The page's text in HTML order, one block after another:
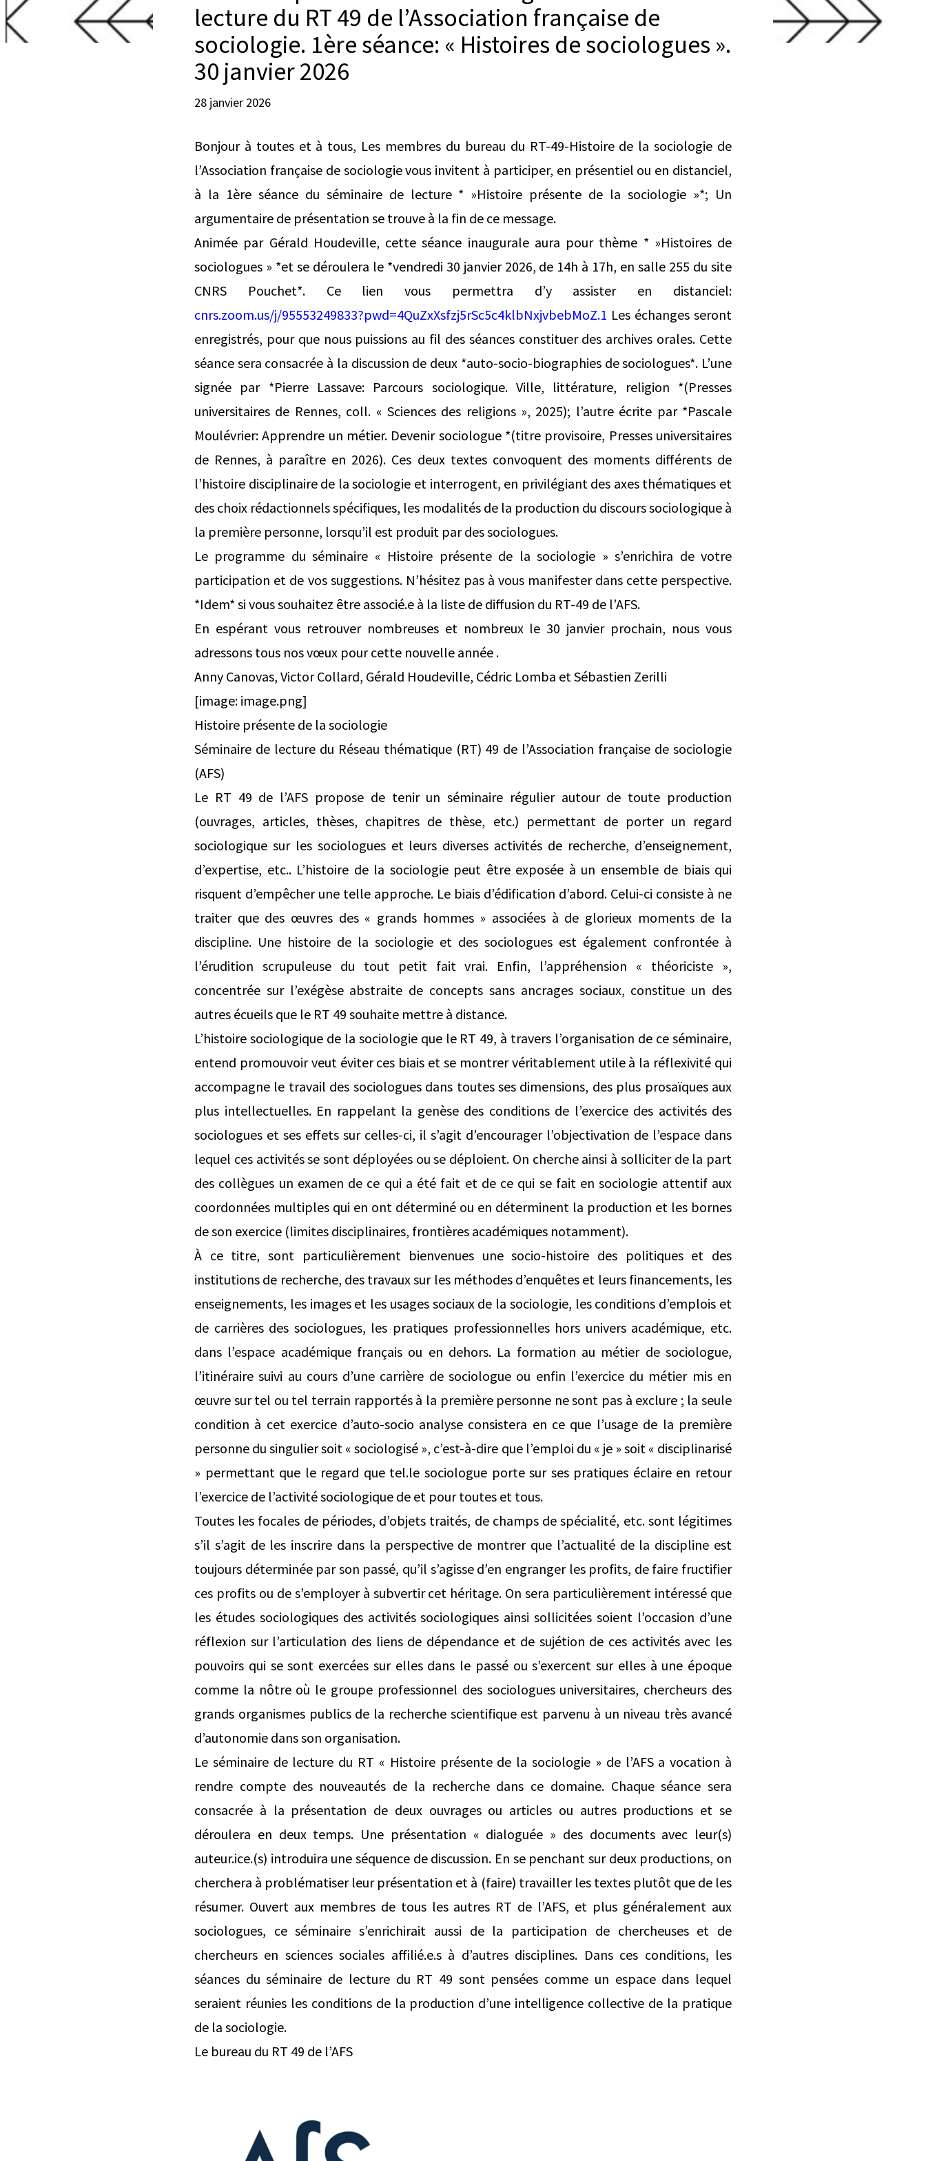
lecture du RT 49 de l’Association française de
sociologie. 1ère séance: « Histoires de sociologues ».
30 janvier 2026
28 janvier 2026
Bonjour à toutes et à tous, Les membres du bureau du RT-49-Histoire de la sociologie de
l’Association française de sociologie vous invitent à participer, en présentiel ou en distanciel,
à la 1ère séance du séminaire de lecture * »Histoire présente de la sociologie »*; Un
argumentaire de présentation se trouve à la fin de ce message.
Animée par Gérald Houdeville, cette séance inaugurale aura pour thème * »Histoires de
sociologues » *et se déroulera le *vendredi 30 janvier 2026, de 14h à 17h, en salle 255 du site
CNRS Pouchet*. Ce lien vous permettra d’y assister en distanciel:
cnrs.zoom.us/j/95553249833?pwd=4QuZxXsfzj5rSc5c4klbNxjvbebMoZ.1 Les échanges seront
enregistrés, pour que nous puissions au fil des séances constituer des archives orales. Cette
séance sera consacrée à la discussion de deux *auto-socio-biographies de sociologues*. L’une
signée par *Pierre Lassave: Parcours sociologique. Ville, littérature, religion *(Presses
universitaires de Rennes, coll. « Sciences des religions », 2025); l’autre écrite par *Pascale
Moulévrier: Apprendre un métier. Devenir sociologue *(titre provisoire, Presses universitaires
de Rennes, à paraître en 2026). Ces deux textes convoquent des moments différents de
l’histoire disciplinaire de la sociologie et interrogent, en privilégiant des axes thématiques et
des choix rédactionnels spécifiques, les modalités de la production du discours sociologique à
la première personne, lorsqu’il est produit par des sociologues.
Le programme du séminaire « Histoire présente de la sociologie » s’enrichira de votre
participation et de vos suggestions. N’hésitez pas à vous manifester dans cette perspective.
*Idem* si vous souhaitez être associé.e à la liste de diffusion du RT-49 de l’AFS.
En espérant vous retrouver nombreuses et nombreux le 30 janvier prochain, nous vous
adressons tous nos vœux pour cette nouvelle année .
Anny Canovas, Victor Collard, Gérald Houdeville, Cédric Lomba et Sébastien Zerilli
[image: image.png]
Histoire présente de la sociologie
Séminaire de lecture du Réseau thématique (RT) 49 de l’Association française de sociologie
(AFS)
Le RT 49 de l’AFS propose de tenir un séminaire régulier autour de toute production
(ouvrages, articles, thèses, chapitres de thèse, etc.) permettant de porter un regard
sociologique sur les sociologues et leurs diverses activités de recherche, d’enseignement,
d’expertise, etc.. L’histoire de la sociologie peut être exposée à un ensemble de biais qui
risquent d’empêcher une telle approche. Le biais d’édification d’abord. Celui-ci consiste à ne
traiter que des œuvres des « grands hommes » associées à de glorieux moments de la
discipline. Une histoire de la sociologie et des sociologues est également confrontée à
l’érudition scrupuleuse du tout petit fait vrai. Enfin, l’appréhension « théoriciste »,
concentrée sur l’exégèse abstraite de concepts sans ancrages sociaux, constitue un des
autres écueils que le RT 49 souhaite mettre à distance.
L’histoire sociologique de la sociologie que le RT 49, à travers l’organisation de ce séminaire,
entend promouvoir veut éviter ces biais et se montrer véritablement utile à la réflexivité qui
accompagne le travail des sociologues dans toutes ses dimensions, des plus prosaïques aux
plus intellectuelles. En rappelant la genèse des conditions de l’exercice des activités des
sociologues et ses effets sur celles-ci, il s’agit d’encourager l’objectivation de l’espace dans
lequel ces activités se sont déployées ou se déploient. On cherche ainsi à solliciter de la part
des collègues un examen de ce qui a été fait et de ce qui se fait en sociologie attentif aux
coordonnées multiples qui en ont déterminé ou en déterminent la production et les bornes
de son exercice (limites disciplinaires, frontières académiques notamment).
À ce titre, sont particulièrement bienvenues une socio-histoire des politiques et des
institutions de recherche, des travaux sur les méthodes d’enquêtes et leurs financements, les
enseignements, les images et les usages sociaux de la sociologie, les conditions d’emplois et
de carrières des sociologues, les pratiques professionnelles hors univers académique, etc.
dans l’espace académique français ou en dehors. La formation au métier de sociologue,
l’itinéraire suivi au cours d’une carrière de sociologue ou enfin l’exercice du métier mis en
œuvre sur tel ou tel terrain rapportés à la première personne ne sont pas à exclure ; la seule
condition à cet exercice d’auto-socio analyse consistera en ce que l’usage de la première
personne du singulier soit « sociologisé », c’est-à-dire que l’emploi du « je » soit « disciplinarisé
» permettant que le regard que tel.le sociologue porte sur ses pratiques éclaire en retour
l’exercice de l’activité sociologique de et pour toutes et tous.
Toutes les focales de périodes, d’objets traités, de champs de spécialité, etc. sont légitimes
s’il s’agit de les inscrire dans la perspective de montrer que l’actualité de la discipline est
toujours déterminée par son passé, qu’il s’agisse d’en engranger les profits, de faire fructifier
ces profits ou de s’employer à subvertir cet héritage. On sera particulièrement intéressé que
les études sociologiques des activités sociologiques ainsi sollicitées soient l’occasion d’une
réflexion sur l’articulation des liens de dépendance et de sujétion de ces activités avec les
pouvoirs qui se sont exercées sur elles dans le passé ou s’exercent sur elles à une époque
comme la nôtre où le groupe professionnel des sociologues universitaires, chercheurs des
grands organismes publics de la recherche scientifique est parvenu à un niveau très avancé
d’autonomie dans son organisation.
Le séminaire de lecture du RT « Histoire présente de la sociologie » de l’AFS a vocation à
rendre compte des nouveautés de la recherche dans ce domaine. Chaque séance sera
consacrée à la présentation de deux ouvrages ou articles ou autres productions et se
déroulera en deux temps. Une présentation « dialoguée » des documents avec leur(s)
auteur.ice.(s) introduira une séquence de discussion. En se penchant sur deux productions, on
cherchera à problématiser leur présentation et à (faire) travailler les textes plutôt que de les
résumer. Ouvert aux membres de tous les autres RT de l’AFS, et plus généralement aux
sociologues, ce séminaire s’enrichirait aussi de la participation de chercheuses et de
chercheurs en sciences sociales affilié.e.s à d’autres disciplines. Dans ces conditions, les
séances du séminaire de lecture du RT 49 sont pensées comme un espace dans lequel
seraient réunies les conditions de la production d’une intelligence collective de la pratique
de la sociologie.
Le bureau du RT 49 de l’AFS